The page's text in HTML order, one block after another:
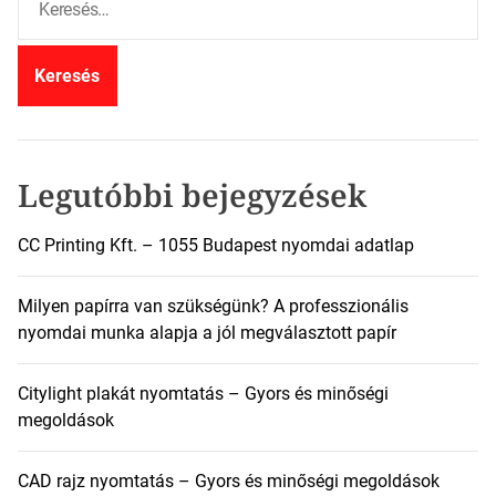
r
Legutóbbi bejegyzések
CC Printing Kft. – 1055 Budapest nyomdai adatlap
Milyen papírra van szükségünk? A professzionális
nyomdai munka alapja a jól megválasztott papír
Citylight plakát nyomtatás – Gyors és minőségi
megoldások
CAD rajz nyomtatás – Gyors és minőségi megoldások